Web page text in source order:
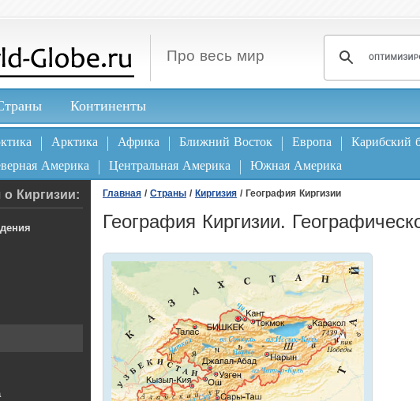
Про весь мир
Континенты
Арктика Африка Ближний Восток Европа
Карибский
Америка Центральная Америка Южная Америка
Главная / Страны / Киргизия / География Киргизии
География Киргизии.
Киргизии: